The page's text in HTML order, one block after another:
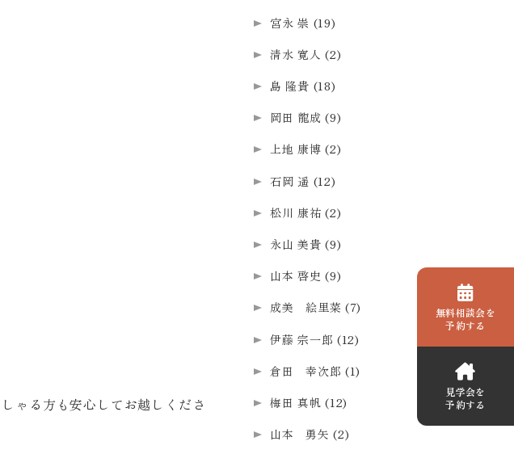
ゃる方も安心してお越しくださ
宮永 崇 (19)
清水 寛人 (2)
島 隆貴 (18)
岡田 龍成 (9)
上地 康博 (2)
石岡 遥 (12)
松川 康祐 (2)
永山 美貴 (9)
山本 啓史 (9)
成美 絵里菜 (7)
伊藤 宗一郎 (12)
倉田 幸次郎 (1)
梅田 真帆 (12)
山本 勇矢 (2)
無料相談会を
予約する
見学会を
予約する